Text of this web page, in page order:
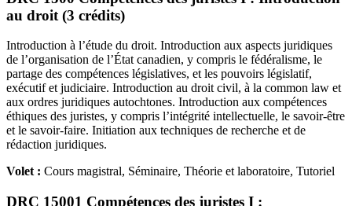
au droit (3 crédits)
Introduction à l’étude du droit. Introduction aux aspects juridiques
de l’organisation de l’État canadien, y compris le fédéralisme, le
partage des compétences législatives, et les pouvoirs législatif,
exécutif et judiciaire. Introduction au droit civil, à la common law et
aux ordres juridiques autochtones. Introduction aux compétences
éthiques des juristes, y compris l’intégrité intellectuelle, le savoir-être
et le savoir-faire. Initiation aux techniques de recherche et de
rédaction juridiques.
Volet : Cours magistral, Séminaire, Théorie et laboratoire, Tutoriel
DRC 15001 Compétences des juristes I :